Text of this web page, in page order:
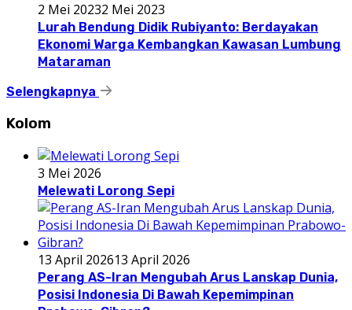
2 Mei 20232 Mei 2023
Lurah Bendung Didik Rubiyanto: Berdayakan
Ekonomi Warga Kembangkan Kawasan Lumbung
Mataraman
Selengkapnya
Kolom
3 Mei 2026
Melewati Lorong Sepi
13 April 202613 April 2026
Perang AS-Iran Mengubah Arus Lanskap Dunia,
Posisi Indonesia Di Bawah Kepemimpinan